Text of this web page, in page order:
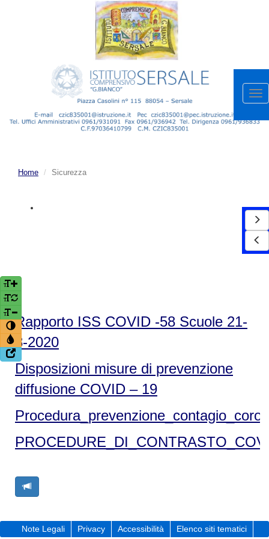
Home Sicurezza
Rapporto ISS COVID -58 Scuole 21-
8-2020
Disposizioni misure di prevenzione
diffusione COVID – 19
Note Legali Privacy Accessibilità Elenco siti tematici